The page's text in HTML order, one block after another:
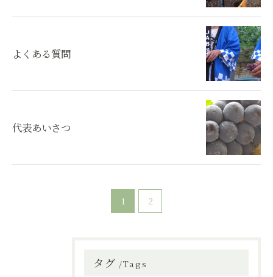
よくある質問
代表あいさつ
1 2
タグ Tags